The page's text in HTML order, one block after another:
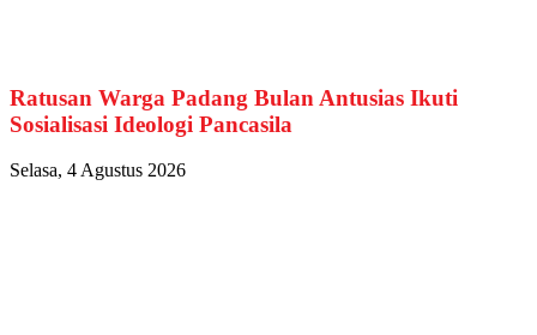
Ratusan Warga Padang Bulan Antusias Ikuti
Sosialisasi Ideologi Pancasila
Selasa, 4 Agustus 2026